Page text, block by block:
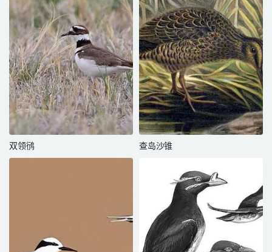
双领鸻 查岛沙锥